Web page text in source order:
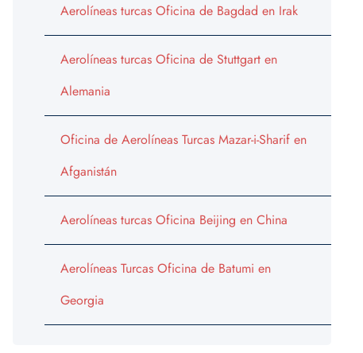
Aerolíneas turcas Oficina de Bagdad en Irak
Aerolíneas turcas Oficina de Stuttgart en
Alemania
Oficina de Aerolíneas Turcas Mazar-i-Sharif en
Afganistán
Aerolíneas turcas Oficina Beijing en China
Aerolíneas Turcas Oficina de Batumi en
Georgia